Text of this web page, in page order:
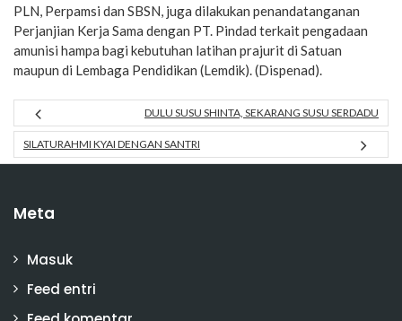
PLN, Perpamsi dan SBSN, juga dilakukan penandatanganan
Perjanjian Kerja Sama dengan PT. Pindad terkait pengadaan
amunisi hampa bagi kebutuhan latihan prajurit di Satuan
maupun di Lembaga Pendidikan (Lemdik). (Dispenad).
DULU SUSU SHINTA, SEKARANG SUSU SERDADU
SILATURAHMI KYAI DENGAN SANTRI
Meta
Masuk
Feed entri